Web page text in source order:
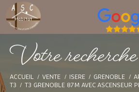
Voterecherche
ACCUEIL VENTE ISERE GRENOBLE
T3
T3 GRENOBLE 87M AVEC ASCENSEUR
Effectuer une